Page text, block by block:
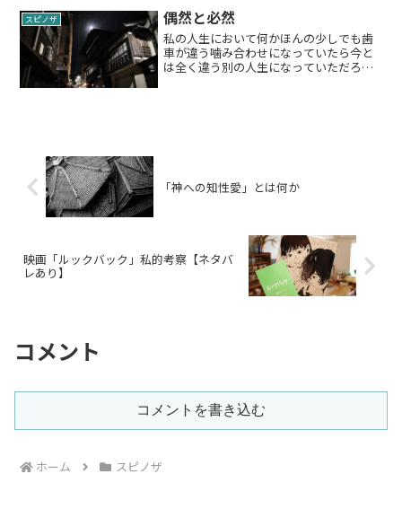
はな...
スピノザ 偶然と必然
私の人生において何かほんの少しでも歯
車が違う噛み合わせになっていたら今と
は全く違う別の人生になっていただろ
「神への知性愛」とは何か
映画「ルックバック」私的考察【ネタバ
レあり】
コメント
コメントを書き込む
ホーム スピノザ